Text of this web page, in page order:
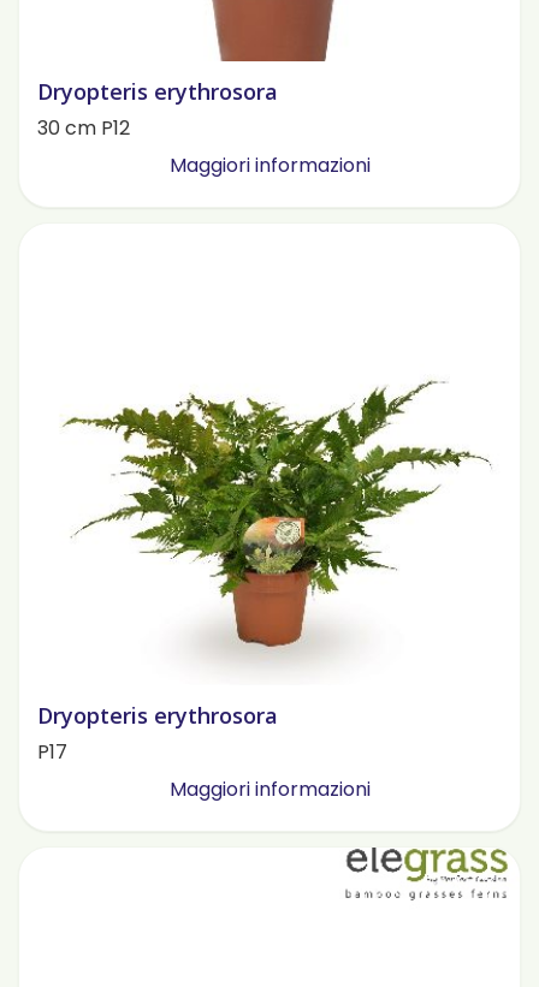
Dryopteris erythrosora
30 cm P12
Maggiori informazioni
Dryopteris erythrosora
P17
Maggiori informazioni